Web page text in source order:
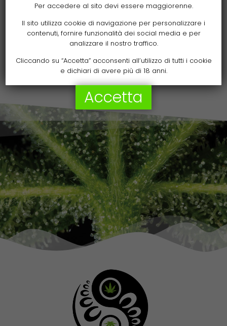
Sugar Royal 500 ml |
fioritura
€
Forte/Sugar Royal 10L
469,00€
Per accedere al sito devi essere maggiorenne.
Il sito utilizza cookie di navigazione per personalizzare i
contenuti, fornire funzionalità dei social media e per
analizzare il nostro traffico.
Cliccando su “Accetta” acconsenti all’utilizzo di tutti i cookie
e dichiari di avere più di 18 anni.
Accetta